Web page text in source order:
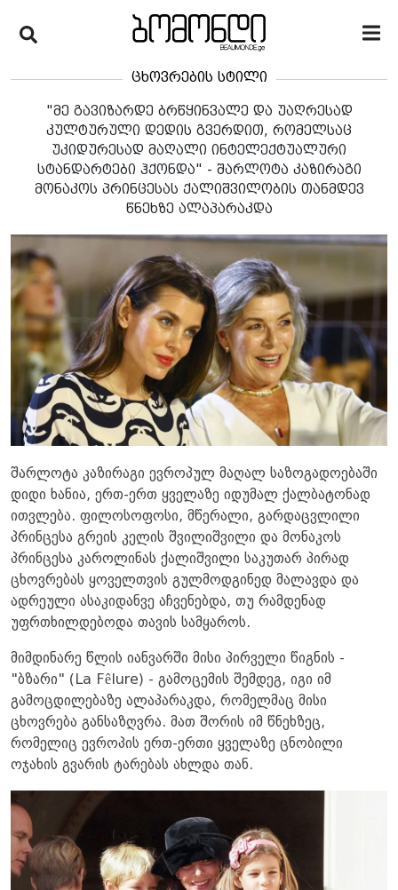
ცხოვრების სტილი
"მე გავიზარდე ბრწყინვალე და უაღრესად
კულტურული დედის გვერდით, რომელსაც
უკიდურესად მაღალი ინტელექტუალური
სტანდარტები ჰქონდა" - შარლოტა კაზირაგი
მონაკოს პრინცესას ქალიშვილობის თანმდევ
წნეხზე ალაპარაკდა
შარლოტა კაზირაგი ევროპულ მაღალ საზოგადოებაში
დიდი ხანია, ერთ-ერთ ყველაზე იდუმალ ქალბატონად
ითვლება. ფილოსოფოსი, მწერალი, გარდაცვლილი
პრინცესა გრეის კელის შვილიშვილი და მონაკოს
პრინცესა კაროლინას ქალიშვილი საკუთარ პირად
ცხოვრებას ყოველთვის გულმოდგინედ მალავდა და
ადრეული ასაკიდანვე აჩვენებდა, თუ რამდენად
უფრთხილდებოდა თავის სამყაროს.
მიმდინარე წლის იანვარში მისი პირველი წიგნის -
"ბზარი" (La Fêlure) - გამოცემის შემდეგ, იგი იმ
გამოცდილებაზე ალაპარაკდა, რომელმაც მისი
ცხოვრება განსაზღვრა. მათ შორის იმ წნეხზეც,
რომელიც ევროპის ერთ-ერთი ყველაზე ცნობილი
ოჯახის გვარის ტარებას ახლდა თან.